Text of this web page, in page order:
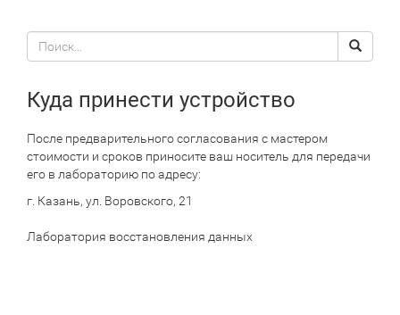
Поиск
по
сайту
Search
Куда принести устройство
После предварительного согласования с мастером
стоимости и сроков приносите ваш носитель для передачи
его в лабораторию по адресу:
г. Казань, ул. Воровского, 21
Лаборатория восстановления данных